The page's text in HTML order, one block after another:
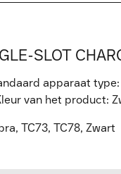
SLOT
apparaat
van het product:
TC73, TC78, Zwart